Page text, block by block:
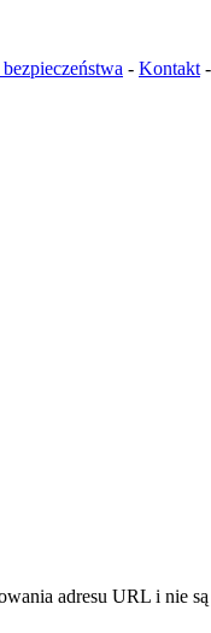
- Kontakt -
adresu URL i nie są